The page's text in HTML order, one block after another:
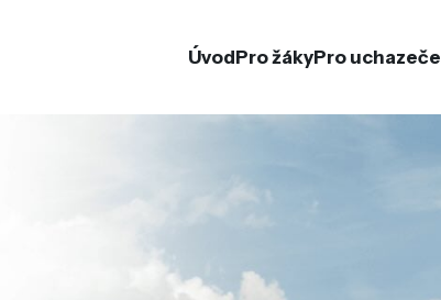
ÚvodPro žákyPro uchazeče